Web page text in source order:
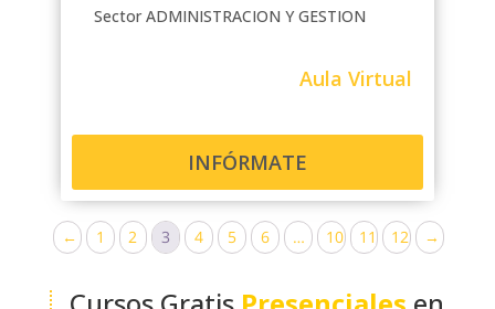
Sector ADMINISTRACION Y GESTION
Aula Virtual
INFÓRMATE
← 1 2 3 4 5 6 … 10 11 12 →